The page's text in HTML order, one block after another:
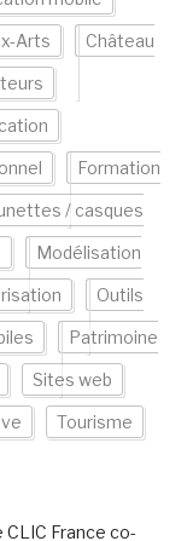
Arts Château
Formation
/ casques
Modélisation
Outils
Patrimoine
Sites web
Tourisme
France co-